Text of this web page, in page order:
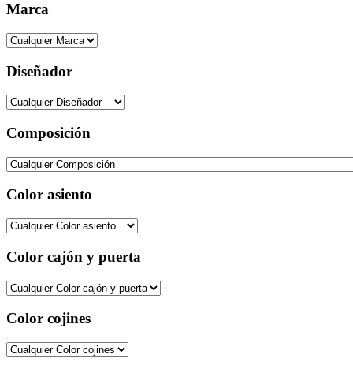
Marca
Diseñador
Composición
Color asiento
Color cajón y puerta
Color cojines